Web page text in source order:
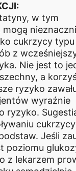
w tym
cukrzycy
z
Nie jest to
a
ryzyko
wyraźnie
ryzyko.
Jeśli
poziomu
z lekarzem